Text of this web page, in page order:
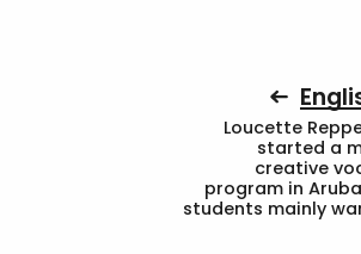
Loucette
started a
creative
program in
students mainly